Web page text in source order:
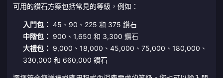
可用的鑽石方案包括常見的等級，例如：
入門包： 45、90、225 和 375 鑽石
中階包： 900、1,650 和 3,300 鑽石
大禮包： 9,000、18,000、45,000、75,000、180,000、
330,000 和 660,000 鑽石